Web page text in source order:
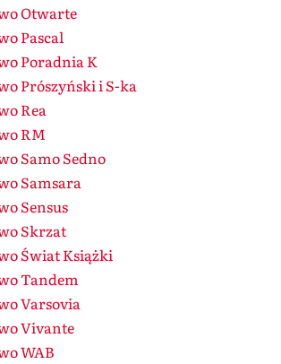
Otwarte
Pascal
Poradnia K
Prószyński i S-ka
Rea
RM
Samo Sedno
Samsara
Sensus
Skrzat
Świat Książki
Tandem
Varsovia
Vivante
WAB